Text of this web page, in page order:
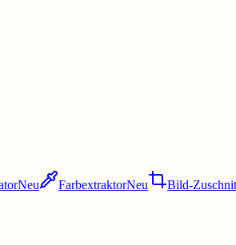
Neu FarbextraktorNeu Bild-